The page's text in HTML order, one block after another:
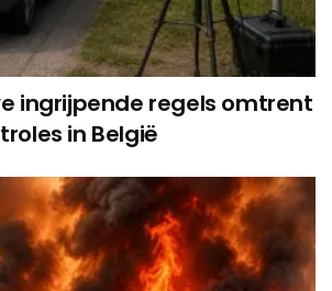
ingrijpende regels omtrent
in België